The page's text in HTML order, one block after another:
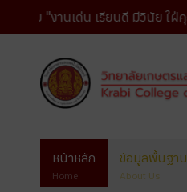
นเด่น เรียนดี มีวินัย ใฝ่คุณธรรม"
หน้าหลัก
Home
ข้อมูลพื้นฐาน
About Us